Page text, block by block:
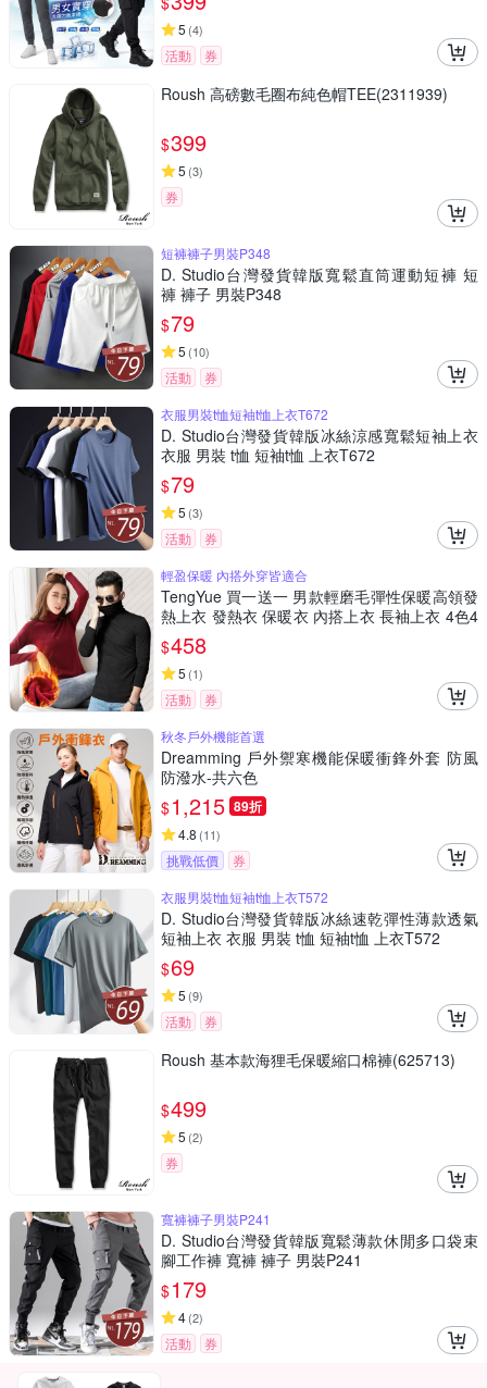
5 (4)
活動 券
Roush 高磅數毛圈布純色帽TEE(2311939)
$399
5 (3)
券
短褲褲子男裝P348
D. Studio台灣發貨韓版寬鬆直筒運動短褲 短
褲 褲子 男裝P348
$79
5 (10)
活動
券
衣服男裝t恤短袖t恤上衣T672
D. Studio台灣發貨韓版冰絲涼感寬鬆短袖上衣
衣服 男裝 t恤 短袖t恤 上衣T672
$79
5 (3)
活動
券
輕盈保暖 內搭外穿皆適合
TengYue 買一送一 男款輕磨毛彈性保暖高領發
熱上衣 發熱衣 保暖衣 內搭上衣 長袖上衣 4色4
尺寸
$458
5 (1)
活動
券
秋冬戶外機能首選
Dreamming 戶外禦寒機能保暖衝鋒外套 防風
防潑水-共六色
$1,215 89折
4.8 (11)
挑戰低價
券
衣服男裝t恤短袖t恤上衣T572
D. Studio台灣發貨韓版冰絲速乾彈性薄款透氣
短袖上衣 衣服 男裝 t恤 短袖t恤 上衣T572
$69
5 (9)
活動 券
Roush 基本款海狸毛保暖縮口棉褲(625713)
$499
5 (2)
券
寬褲褲子男裝P241
D. Studio台灣發貨韓版寬鬆薄款休閒多口袋束
腳工作褲 寬褲 褲子 男裝P241
$179
4(2)
活動 券